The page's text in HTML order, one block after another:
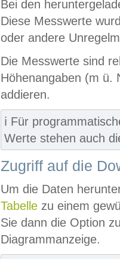
Bei den
Diese Messwerte
oder andere
Die Messwerte sind
Höhenangaben (m ü.
addieren.
ℹ️ Für
Werte stehen auch
Zugriff auf die
Um die Daten
Tabelle zu einem
Sie dann die Option
Diagrammanzeige.